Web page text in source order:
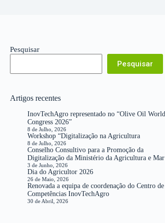
Pesquisar
Pesquisar
Artigos recentes
InovTechAgro representado no “Olive Oil World
Congress 2026”
8 de Julho, 2026
Workshop “Digitalização na Agricultura
8 de Julho, 2026
Conselho Consultivo para a Promoção da
Digitalização da Ministério da Agricultura e Mar
3 de Junho, 2026
Dia do Agricultor 2026
26 de Maio, 2026
Renovada a equipa de coordenação do Centro de
Competências InovTechAgro
30 de Abril, 2026